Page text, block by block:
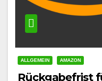
ALLGEMEIN AMAZON
Rückgabefrist